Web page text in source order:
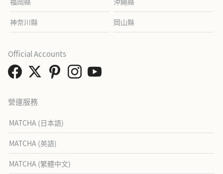
神奈川縣 岡山縣
營運服務
MATCHA (日本語)
MATCHA (英語)
MATCHA (繁體中文)
Official Accounts